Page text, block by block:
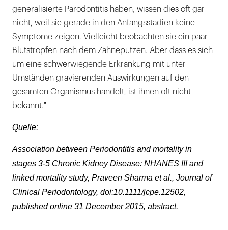
generalisierte Parodontitis haben, wissen dies oft gar
nicht, weil sie gerade in den Anfangsstadien keine
Symptome zeigen. Vielleicht beobachten sie ein paar
Blutstropfen nach dem Zähneputzen. Aber dass es sich
um eine schwerwiegende Erkrankung mit unter
Umständen gravierenden Auswirkungen auf den
gesamten Organismus handelt, ist ihnen oft nicht
bekannt."
Quelle:
Association between Periodontitis and mortality in
stages 3-5 Chronic Kidney Disease: NHANES III and
linked mortality study, Praveen Sharma et al., Journal of
Clinical Periodontology, doi:10.1111/jcpe.12502,
published online 31 December 2015, abstract.